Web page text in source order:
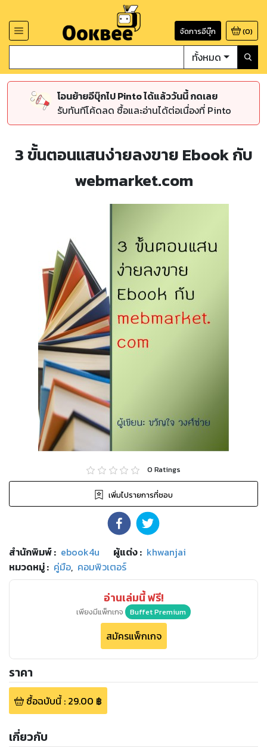
จัดการอีบุ๊ก (0)
ทั้งหมด
โอนย้ายอีบุ๊กไป Pinto ได้แล้ววันนี้ กดเลย
รับทันทีโค้ดลด ซื้อและอ่านได้ต่อเนื่องที่ Pinto
3 ขั้นตอนแสนง่ายลงขาย Ebook กับ
webmarket.com
0 Ratings
เพิ่มไปรายการที่ชอบ
สำนักพิมพ์: ebook4u ผู้แต่ง : khwanjai
หมวดหมู่: คู่มือ, คอมพิวเตอร์
อ่านเล่มนี้ ฟรี!
เพียงมีแพ็กเกจ Buffet Premium
สมัครแพ็กเกจ
ราคา
ซื้อฉบับนี้: 29.00 ฿
เกี่ยวกับ